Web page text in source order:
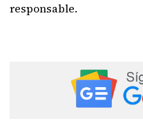
responsable.